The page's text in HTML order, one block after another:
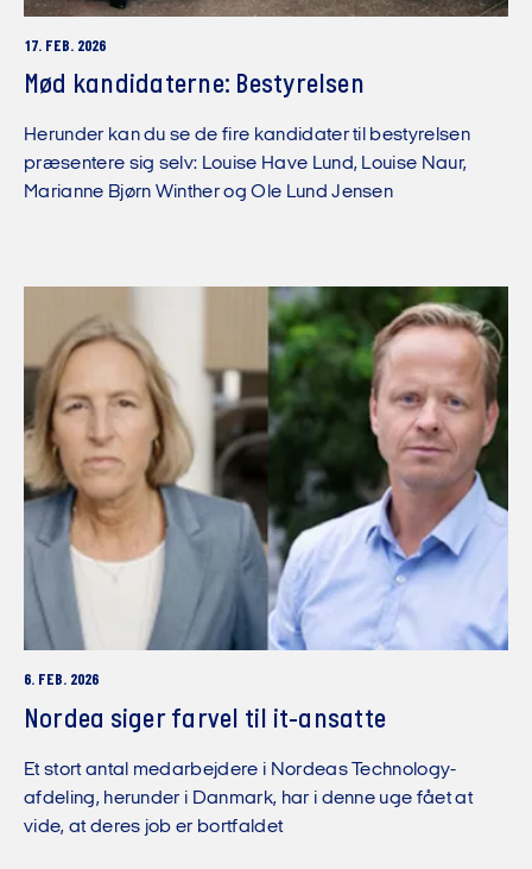
17. FEB. 2026
Mød kandidaterne: Bestyrelsen
Herunder kan du se de fire kandidater til bestyrelsen
præsentere sig selv: Louise Have Lund, Louise Naur,
Marianne Bjørn Winther og Ole Lund Jensen
6. FEB. 2026
Nordea siger farvel til it-ansatte
Et stort antal medarbejdere i Nordeas Technology-
afdeling, herunder i Danmark, har i denne uge fået at
vide, at deres job er bortfaldet